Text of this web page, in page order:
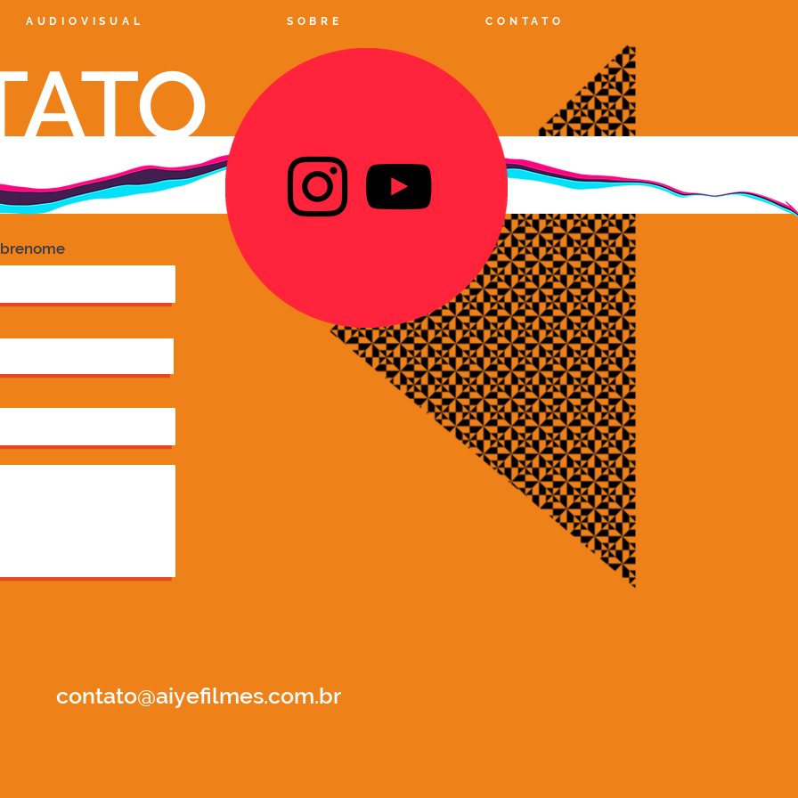
AUDIOVISUAL SOBRE CONTATO
contato@aiyefilmes.com.br